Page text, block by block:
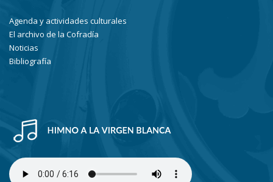
Agenda y actividades culturales
El archivo de la Cofradía
Noticias
Bibliografía